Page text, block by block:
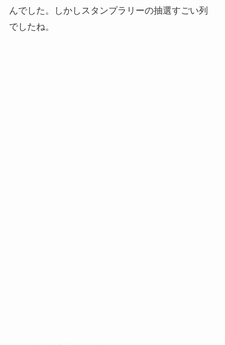
んでした。しかしスタンプラリーの抽選すごい列
でしたね。